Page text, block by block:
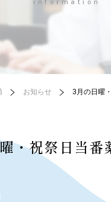
お知らせ 3月の日曜
・祝祭日当番